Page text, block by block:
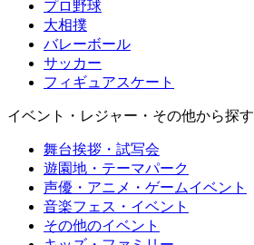
プロ野球
大相撲
バレーボール
サッカー
フィギュアスケート
イベント・レジャー・その他から探す
舞台挨拶・試写会
遊園地・テーマパーク
声優・アニメ・ゲームイベント
音楽フェス・イベント
その他のイベント